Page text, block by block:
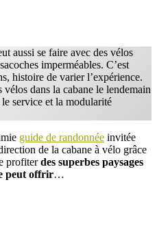
aussi se faire avec des vélos
imperméables. C’est
histoire de varier l’expérience.
dans la cabane le lendemain
service et la modularité
guide de randonnée invitée
de la cabane à vélo grâce
profiterdes superbes paysages
peut offrir…